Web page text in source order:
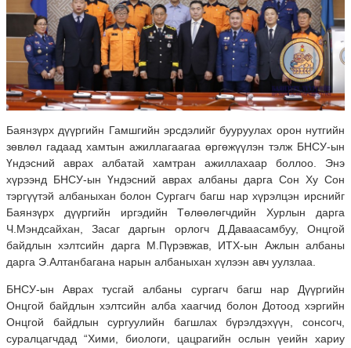
Баянзүрх дүүргийн Гамшгийн эрсдэлийг бууруулах орон нутгийн
зөвлөл гадаад хамтын ажиллагаагаа өргөжүүлэн тэлж БНСУ-ын
Үндэсний аврах албатай хамтран ажиллахаар боллоо. Энэ
хүрээнд БНСУ-ын Үндэсний аврах албаны дарга Сон Ху Сон
тэргүүтэй албаныхан болон Сургагч багш нар хүрэлцэн ирснийг
Баянзүрх дүүргийн иргэдийн Төлөөлөгчдийн Хурлын дарга
Ч.Мэндсайхан, Засаг даргын орлогч Д.Даваасамбуу, Онцгой
байдлын хэлтсийн дарга М.Пүрэвжав, ИТХ-ын Ажлын албаны
дарга Э.Алтанбагана нарын албаныхан хүлээн авч уулзлаа.
БНСУ-ын Аврах тусгай албаны сургагч багш нар Дүүргийн
Онцгой байдлын хэлтсийн алба хаагчид болон Дотоод хэргийн
Онцгой байдлын сургуулийн багшлах бүрэлдэхүүн, сонсогч,
суралцагчдад “Хими, биологи, цацрагийн ослын үеийн хариу